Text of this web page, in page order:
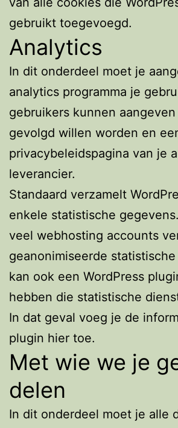
gebruikt toegevoegd.
Analytics
In dit onderdeel moet je
analytics programma je
gebruikers kunnen
gevolgd willen worden en
privacybeleidspagina van je
leverancier.
Standaard verzamelt
enkele statistische
veel webhosting accounts
geanonimiseerde
kan ook een WordPress
hebben die statistische
In dat geval voeg je de
plugin hier toe.
Met wie we je
delen
In dit onderdeel moet je alle